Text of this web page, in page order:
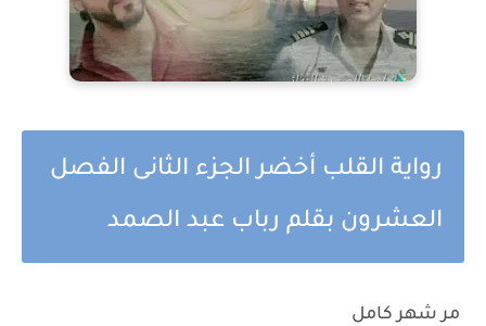
رواية القلب أخضر الجزء الثانى الفصل
العشرون بقلم رباب عبد الصمد
مر شهر كامل